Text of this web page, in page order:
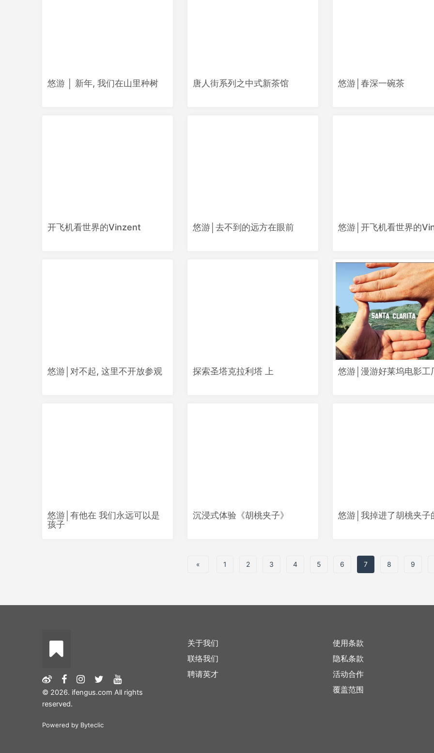
悠游 │ 新年, 我们在山里种树 唐人街系列之中式新茶馆 悠游│春深一碗茶
开飞机看世界的Vinzent 悠游│去不到的远方在眼前 悠游│开飞机看世界的
悠游│对不起, 这里不开放参观 探索圣塔克拉利塔 上 悠游│漫游好莱坞电影工
悠游│有他在 我们永远可以是
孩子
沉浸式体验《胡桃夹子》 悠游│我掉进了胡桃夹子
« 1 2 3 4 5 6 7 8 9
© 2026. ifengus.com All rights
reserved.
Powered by Byteclic
关于我们
联络我们
聘请英才
使用条款
隐私条款
活动合作
覆盖范围